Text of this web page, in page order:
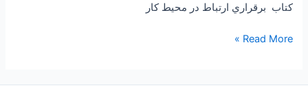
کتاب برقراري ارتباط در محيط كار
گروه
-برقراری
Read More »